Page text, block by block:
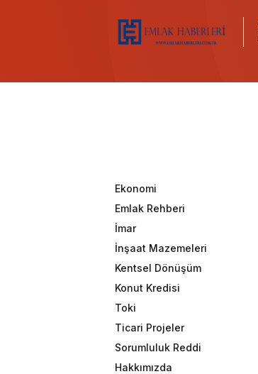
Ekonomi
Emlak Rehberi
İmar
İnşaat Mazemeleri
Kentsel Dönüşüm
Konut Kredisi
Toki
Ticari Projeler
Sorumluluk Reddi
Hakkımızda